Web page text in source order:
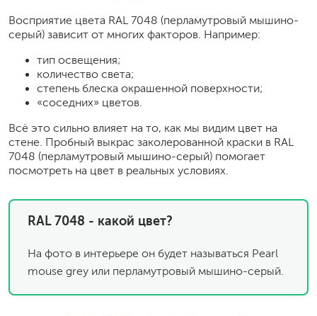
Восприятие цвета RAL 7048 (перламутровый мышино-
серый) зависит от многих факторов. Например:
тип освещения;
количество света;
степень блеска окрашенной поверхности;
«соседних» цветов.
Всё это сильно влияет на то, как мы видим цвет на
стене. Пробный выкрас заколерованной краски в RAL
7048 (перламутровый мышино-серый) помогает
посмотреть на цвет в реальных условиях.
RAL 7048 - какой цвет?
На фото в интерьере он будет называться Pearl
mouse grey или перламутровый мышино-серый.